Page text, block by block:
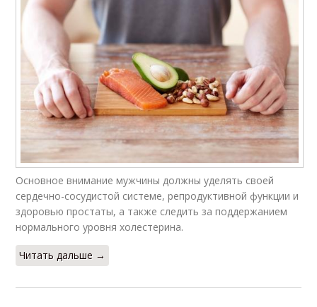
Основное внимание мужчины должны уделять своей
сердечно-сосудистой системе, репродуктивной функции и
здоровью простаты, а также следить за поддержанием
нормального уровня холестерина.
Читать дальше →